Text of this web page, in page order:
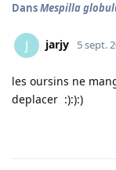
DansMespilla
J jarjy 5 sept.
les oursins ne
deplacer :):):)